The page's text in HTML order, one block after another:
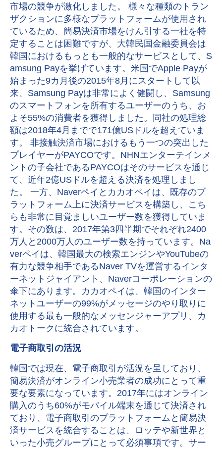
市場の競争が激化しました。 様々な種類のトラン
ザクションに多様なプラットフォームが使用され
ているため、簡易決済市場をけん引する一社を特
定することは困難ですが、大韓民国金融委員会は
韓国におけるもっとも一般的なサービスとして、S
amsung Payを挙げています。米国でApple Payが
始まった9カ月後の2015年8月にスタートして以
来、Samsung Payは非常によく健闘し、Samsung
のスマートフォンを所有するユーザーのうち、お
よそ55%の消費者を獲得しました。同社の処理総
額は2018年4月までで171億USドルを超えていま
す。 非接触決済市場におけるもう一つの突出した
プレイヤーがPAYCOです。NHNエンターテインメ
ントの子会社であるPAYCOはそのサービスを通じ
て、近年2億USドルを超える決済を処理しまし
た。 一方、Naverペイとカカオペイは、既存のプ
ラットフォーム上に決済サービスを構築し、こち
らも非常に目覚ましいユーザー数を獲得していま
す。その数は、2017年第3四半期でそれぞれ2400
万人と2000万人のユーザー数を持っています。Na
verペイは、韓国最大の検索エンジンやYouTubeの
有力な競争相手であるNaver TVを運営するインタ
ーネットジャイアント、Naverコーポレーションの
傘下にあります。カカオペイは、韓国のインター
ネットユーザーの99%がメッセージのやり取りに
使用する最も一般的なメッセンジャーアプリ、カ
カオトークに統合されています。
電子商取引の活況
韓国では現在、電子商取引が活況を呈しており、
簡易決済がオンライン小売業者の成功にとって重
要な要素になっています。2017年にはオンライン
購入のうち60%がモバイル端末を通じて決済され
ており、電子商取引のプラットフォームと簡易決
済サービスを統合することは、ロッテや新世界と
いった小売グループにとって必須事項です。サー